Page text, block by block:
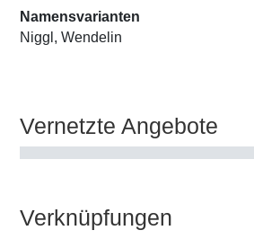
Namensvarianten
Niggl, Wendelin
Vernetzte Angebote
Verknüpfungen